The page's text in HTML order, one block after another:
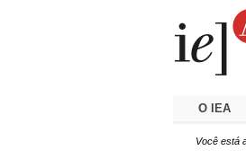
O IEA
Você está